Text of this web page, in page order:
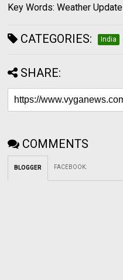
Key Words: Weather Update
CATEGORIES: India
SHARE:
COMMENTS
BLOGGER FACEBOOK: